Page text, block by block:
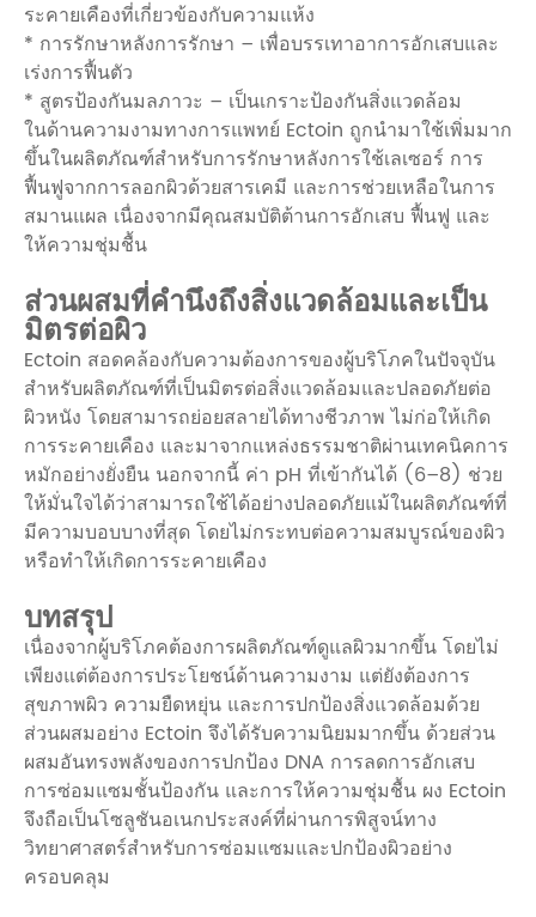
ระคายเคืองที่เกี่ยวข้องกับความแห้ง
* การรักษาหลังการรักษา – เพื่อบรรเทาอาการอักเสบและ
เร่งการฟื้นตัว
* สูตรป้องกันมลภาวะ – เป็นเกราะป้องกันสิ่งแวดล้อม
ในด้านความงามทางการแพทย์ Ectoin ถูกนำมาใช้เพิ่มมาก
ขึ้นในผลิตภัณฑ์สำหรับการรักษาหลังการใช้เลเซอร์ การ
ฟื้นฟูจากการลอกผิวด้วยสารเคมี และการช่วยเหลือในการ
สมานแผล เนื่องจากมีคุณสมบัติต้านการอักเสบ ฟื้นฟู และ
ให้ความชุ่มชื้น
ส่วนผสมที่คำนึงถึงสิ่งแวดล้อมและเป็น
มิตรต่อผิว
Ectoin สอดคล้องกับความต้องการของผู้บริโภคในปัจจุบัน
สำหรับผลิตภัณฑ์ที่เป็นมิตรต่อสิ่งแวดล้อมและปลอดภัยต่อ
ผิวหนัง โดยสามารถย่อยสลายได้ทางชีวภาพ ไม่ก่อให้เกิด
การระคายเคือง และมาจากแหล่งธรรมชาติผ่านเทคนิคการ
หมักอย่างยั่งยืน นอกจากนี้ ค่า pH ที่เข้ากันได้ (6–8) ช่วย
ให้มั่นใจได้ว่าสามารถใช้ได้อย่างปลอดภัยแม้ในผลิตภัณฑ์ที่
มีความบอบบางที่สุด โดยไม่กระทบต่อความสมบูรณ์ของผิว
หรือทำให้เกิดการระคายเคือง
บทสรุป
เนื่องจากผู้บริโภคต้องการผลิตภัณฑ์ดูแลผิวมากขึ้น โดยไม่
เพียงแต่ต้องการประโยชน์ด้านความงาม แต่ยังต้องการ
สุขภาพผิว ความยืดหยุ่น และการปกป้องสิ่งแวดล้อมด้วย
ส่วนผสมอย่าง Ectoin จึงได้รับความนิยมมากขึ้น ด้วยส่วน
ผสมอันทรงพลังของการปกป้อง DNA การลดการอักเสบ
การซ่อมแซมชั้นป้องกัน และการให้ความชุ่มชื้น ผง Ectoin
จึงถือเป็นโซลูชันอเนกประสงค์ที่ผ่านการพิสูจน์ทาง
วิทยาศาสตร์สำหรับการซ่อมแซมและปกป้องผิวอย่าง
ครอบคลุม